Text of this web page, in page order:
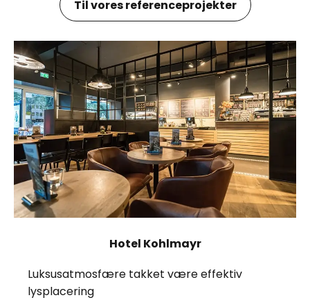
Til vores referenceprojekter
Hotel Kohlmayr
Luksusatmosfære takket være effektiv
lysplacering